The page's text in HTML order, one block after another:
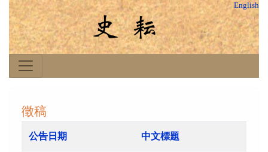
English
徵稿
公告日期 中文標題